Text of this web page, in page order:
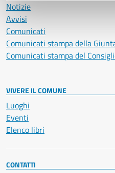
Notizie
Avvisi
Comunicati
Comunicati stampa della
Comunicati stampa del
VIVERE IL COMUNE
Luoghi
Eventi
Elenco libri
CONTATTI